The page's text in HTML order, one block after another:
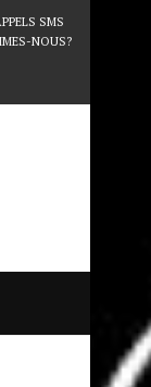
SMS
NOUS?